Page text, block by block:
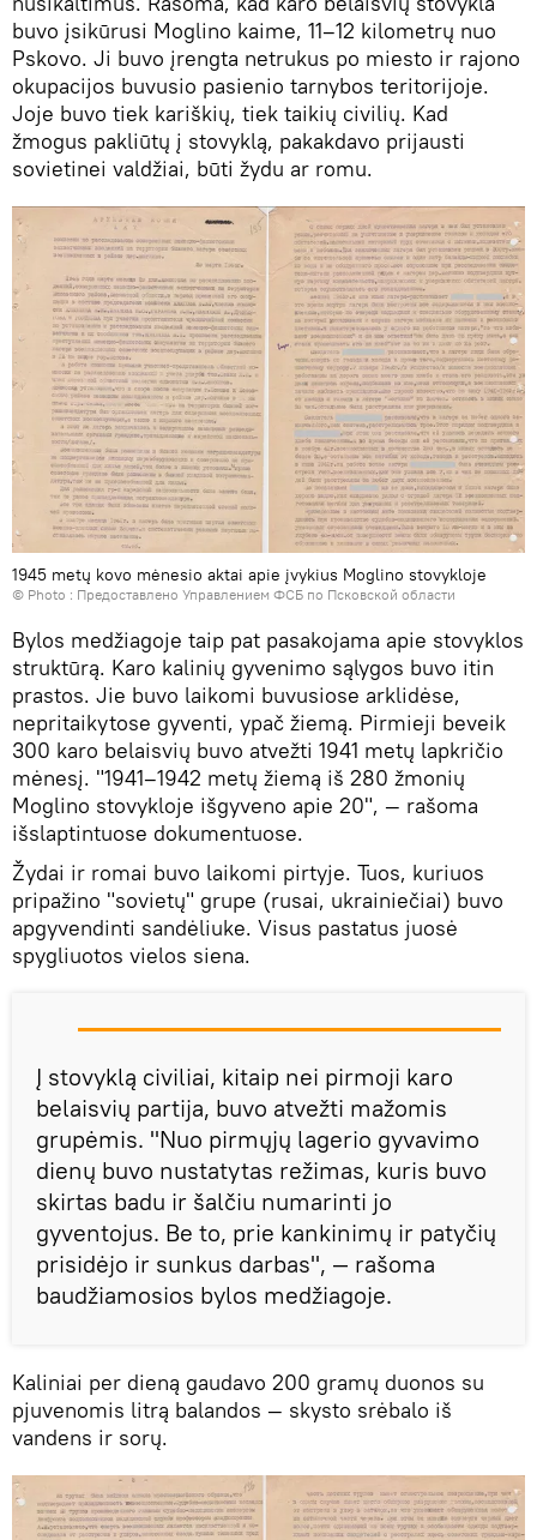
buvo įsikūrusi Moglino kaime, 11–12 kilometrų nuo
Pskovo. Ji buvo įrengta netrukus po miesto ir rajono
okupacijos buvusio pasienio tarnybos teritorijoje.
Joje buvo tiek kariškių, tiek taikių civilių. Kad
žmogus pakliūtų į stovyklą, pakakdavo prijausti
sovietinei valdžiai, būti žydu ar romu.
1945 metų kovo mėnesio aktai apie įvykius Moglino stovykloje
© Photo : Предоставлено Управлением ФСБ по Псковской области
Bylos medžiagoje taip pat pasakojama apie stovyklos
struktūrą. Karo kalinių gyvenimo sąlygos buvo itin
prastos. Jie buvo laikomi buvusiose arklidėse,
nepritaikytose gyventi, ypač žiemą. Pirmieji beveik
300 karo belaisvių buvo atvežti 1941 metų lapkričio
mėnesį. "1941–1942 metų žiemą iš 280 žmonių
Moglino stovykloje išgyveno apie 20", — rašoma
išslaptintuose dokumentuose.
Žydai ir romai buvo laikomi pirtyje. Tuos, kuriuos
pripažino "sovietų" grupe (rusai, ukrainiečiai) buvo
apgyvendinti sandėliuke. Visus pastatus juosė
spygliuotos vielos siena.
Į stovyklą civiliai, kitaip nei pirmoji karo
belaisvių partija, buvo atvežti mažomis
grupėmis. "Nuo pirmųjų lagerio gyvavimo
dienų buvo nustatytas režimas, kuris buvo
skirtas badu ir šalčiu numarinti jo
gyventojus. Be to, prie kankinimų ir patyčių
prisidėjo ir sunkus darbas", — rašoma
baudžiamosios bylos medžiagoje.
Kaliniai per dieną gaudavo 200 gramų duonos su
pjuvenomis litrą balandos — skysto srėbalo iš
vandens ir sorų.